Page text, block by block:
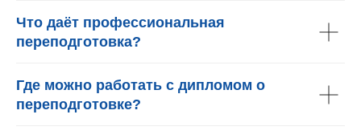
Что даёт профессиональная
переподготовка?
Где можно работать с дипломом о
переподготовке?